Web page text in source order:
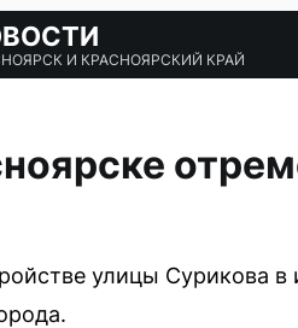
И КРАСНОЯРСКИЙ КРАЙ
улицы Сурикова